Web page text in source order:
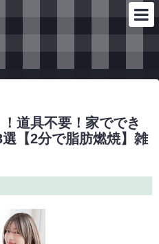
道具不要！家ででき
【2分で脂肪燃焼】雑